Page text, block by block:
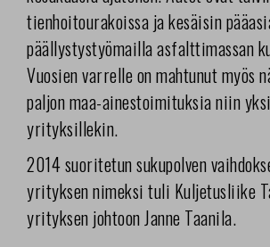
tienhoitourakoissa ja kesäisin
päällystystyömailla asfalttimassan
Vuosien varrelle on mahtunut myös
paljon maa-ainestoimituksia niin
yrityksillekin.
2014 suoritetun sukupolven
yrityksen nimeksi tuli Kuljetusliike
yrityksen johtoon Janne Taanila.